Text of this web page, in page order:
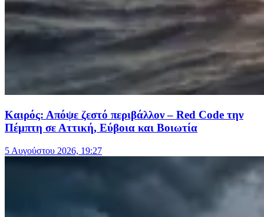
Καιρός: Απόψε ζεστό περιβάλλον – Red Code την
Πέμπτη σε Αττική, Εύβοια και Βοιωτία
5 Αυγούστου 2026, 19:27